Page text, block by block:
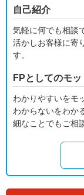
自己紹介
気軽に何でも相談
活かしお客様に寄
す。
FPとしてのモッ
わかりやすいをモ
わからないをわか
細なことでもご相